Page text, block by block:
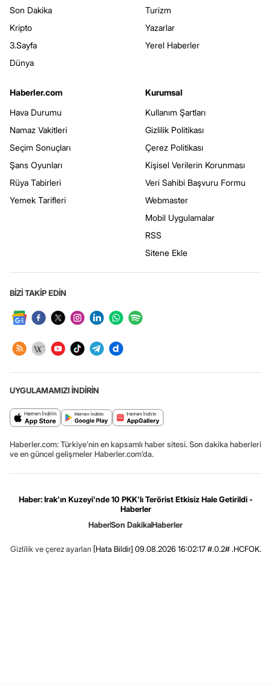
Son Dakika
Kripto
3.Sayfa
Dünya
Turizm
Yazarlar
Yerel Haberler
Haberler.com
Hava Durumu
Namaz Vakitleri
Seçim Sonuçları
Şans Oyunları
Rüya Tabirleri
Yemek Tarifleri
Kurumsal
Kullanım Şartları
Gizlilik Politikası
Çerez Politikası
Kişisel Verilerin Korunması
Veri Sahibi Başvuru Formu
Webmaster
Mobil Uygulamalar
RSS
Sitene Ekle
BİZİ TAKİP EDİN
UYGULAMAMIZI İNDİRİN
Haberler.com: Türkiye’nin en kapsamlı haber sitesi. Son dakika haberleri
ve en güncel gelişmeler Haberler.com’da.
Haber: Irak'ın Kuzeyi'nde 10 PKK'lı Terörist Etkisiz Hale Getirildi -
Haberler
HaberSon DakikaHaberler
Gizlilik ve çerez ayarları [Hata Bildir] 09.08.2026 16:02:17 #.0.2# .HCFOK.